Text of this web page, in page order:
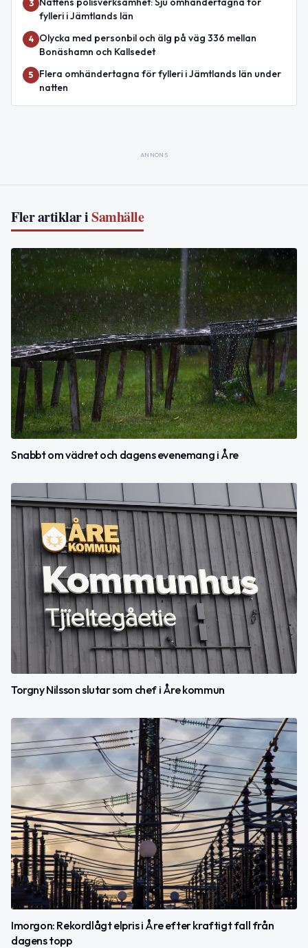
3
fylleri i Jämtlands län
4
Olycka med personbil och älg på väg 336 mellan
Bonäshamn och Kallsedet
5
Flera omhändertagna för fylleri i Jämtlands län under
natten
ANNONS
Fler artiklar iSamhälle
Snabbt om vädret och dagens evenemang i Åre
Torgny Nilsson slutar som chef i Åre kommun
Imorgon: Rekordlågt elpris i Åre efter kraftigt fall från
dagens topp